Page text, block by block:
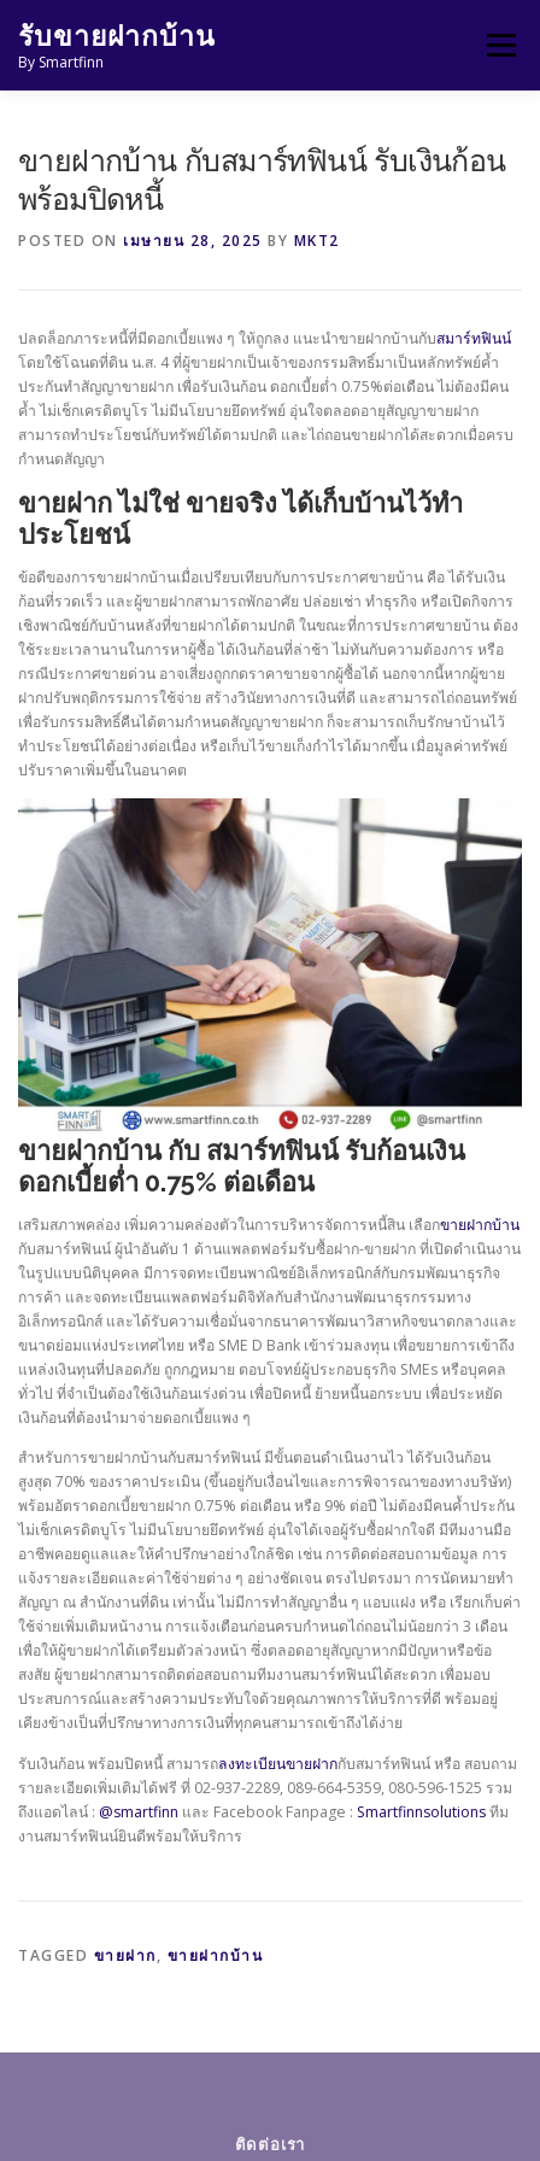
content
รับขายฝากบ้าน
By Smartfinn
Menu
ขายฝากบ้าน กับสมาร์ทฟินน์ รับเงินก้อน
พร้อมปิดหนี้
POSTED ON เมษายน 28, 2025 BY MKT2
ปลดล็อกภาระหนี้ที่มีดอกเบี้ยแพง ๆ ให้ถูกลง แนะนำขายฝากบ้านกับสมาร์ทฟินน์
โดยใช้โฉนดที่ดิน น.ส. 4 ที่ผู้ขายฝากเป็นเจ้าของกรรมสิทธิ์มาเป็นหลักทรัพย์ค้ำ
ประกันทำสัญญาขายฝาก เพื่อรับเงินก้อน ดอกเบี้ยต่ำ 0.75%ต่อเดือน ไม่ต้องมีคน
ค้ำ ไม่เช็กเครดิตบูโร ไม่มีนโยบายยึดทรัพย์ อุ่นใจตลอดอายุสัญญาขายฝาก
สามารถทำประโยชน์กับทรัพย์ได้ตามปกติ และไถ่ถอนขายฝากได้สะดวกเมื่อครบ
กำหนดสัญญา
ขายฝาก ไม่ใช่ ขายจริง ได้เก็บบ้านไว้ทำ
ประโยชน์
ข้อดีของการขายฝากบ้านเมื่อเปรียบเทียบกับการประกาศขายบ้าน คือ ได้รับเงิน
ก้อนที่รวดเร็ว และผู้ขายฝากสามารถพักอาศัย ปล่อยเช่า ทำธุรกิจ หรือเปิดกิจการ
เชิงพาณิชย์กับบ้านหลังที่ขายฝากได้ตามปกติ ในขณะที่การประกาศขายบ้าน ต้อง
ใช้ระยะเวลานานในการหาผู้ซื้อ ได้เงินก้อนที่ล่าช้า ไม่ทันกับความต้องการ หรือ
กรณีประกาศขายด่วน อาจเสี่ยงถูกกดราคาขายจากผู้ซื้อได้ นอกจากนี้หากผู้ขาย
ฝากปรับพฤติกรรมการใช้จ่าย สร้างวินัยทางการเงินที่ดี และสามารถไถ่ถอนทรัพย์
เพื่อรับกรรมสิทธิ์คืนได้ตามกำหนดสัญญาขายฝาก ก็จะสามารถเก็บรักษาบ้านไว้
ทำประโยชน์ได้อย่างต่อเนื่อง หรือเก็บไว้ขายเก็งกำไรได้มากขึ้น เมื่อมูลค่าทรัพย์
ปรับราคาเพิ่มขึ้นในอนาคต
ขายฝากบ้าน กับ สมาร์ทฟินน์ รับก้อนเงิน
ดอกเบี้ยต่ำ 0.75% ต่อเดือน
เสริมสภาพคล่อง เพิ่มความคล่องตัวในการบริหารจัดการหนี้สิน เลือกขายฝากบ้าน
กับสมาร์ทฟินน์ ผู้นำอันดับ 1 ด้านแพลตฟอร์มรับซื้อฝาก-ขายฝาก ที่เปิดดำเนินงาน
ในรูปแบบนิติบุคคล มีการจดทะเบียนพาณิชย์อิเล็กทรอนิกส์กับกรมพัฒนาธุรกิจ
การค้า และจดทะเบียนแพลตฟอร์มดิจิทัลกับสำนักงานพัฒนาธุรกรรมทาง
อิเล็กทรอนิกส์ และได้รับความเชื่อมั่นจากธนาคารพัฒนาวิสาหกิจขนาดกลางและ
ขนาดย่อมแห่งประเทศไทย หรือ SME D Bank เข้าร่วมลงทุน เพื่อขยายการเข้าถึง
แหล่งเงินทุนที่ปลอดภัย ถูกกฎหมาย ตอบโจทย์ผู้ประกอบธุรกิจ SMEs หรือบุคคล
ทั่วไป ที่จำเป็นต้องใช้เงินก้อนเร่งด่วน เพื่อปิดหนี้ ย้ายหนี้นอกระบบ เพื่อประหยัด
เงินก้อนที่ต้องนำมาจ่ายดอกเบี้ยแพง ๆ
สำหรับการขายฝากบ้านกับสมาร์ทฟินน์ มีขั้นตอนดำเนินงานไว ได้รับเงินก้อน
สูงสุด 70% ของราคาประเมิน (ขึ้นอยู่กับเงื่อนไขและการพิจารณาของทางบริษัท)
พร้อมอัตราดอกเบี้ยขายฝาก 0.75% ต่อเดือน หรือ 9% ต่อปี ไม่ต้องมีคนค้ำประกัน
ไม่เช็กเครดิตบูโร ไม่มีนโยบายยึดทรัพย์ อุ่นใจได้เจอผู้รับซื้อฝากใจดี มีทีมงานมือ
อาชีพคอยดูแลและให้คำปรึกษาอย่างใกล้ชิด เช่น การติดต่อสอบถามข้อมูล การ
แจ้งรายละเอียดและค่าใช้จ่ายต่าง ๆ อย่างชัดเจน ตรงไปตรงมา การนัดหมายทำ
สัญญา ณ สำนักงานที่ดิน เท่านั้น ไม่มีการทำสัญญาอื่น ๆ แอบแฝง หรือ เรียกเก็บค่า
ใช้จ่ายเพิ่มเติมหน้างาน การแจ้งเตือนก่อนครบกำหนดไถ่ถอนไม่น้อยกว่า 3 เดือน
เพื่อให้ผู้ขายฝากได้เตรียมตัวล่วงหน้า ซึ่งตลอดอายุสัญญาหากมีปัญหาหรือข้อ
สงสัย ผู้ขายฝากสามารถติดต่อสอบถามทีมงานสมาร์ทฟินน์ได้สะดวก เพื่อมอบ
ประสบการณ์และสร้างความประทับใจด้วยคุณภาพการให้บริการที่ดี พร้อมอยู่
เคียงข้างเป็นที่ปรึกษาทางการเงินที่ทุกคนสามารถเข้าถึงได้ง่าย
รับเงินก้อน พร้อมปิดหนี้ สามารถลงทะเบียนขายฝากกับสมาร์ทฟินน์ หรือ สอบถาม
รายละเอียดเพิ่มเติมได้ฟรี ที่ 02-937-2289, 089-664-5359, 080-596-1525 รวม
ถึงแอดไลน์ : @smartfinn และ Facebook Fanpage : Smartfinnsolutionsทีม
งานสมาร์ทฟินน์ยินดีพร้อมให้บริการ
TAGGED ขายฝาก, ขายฝากบ้าน
ติดต่อเรา